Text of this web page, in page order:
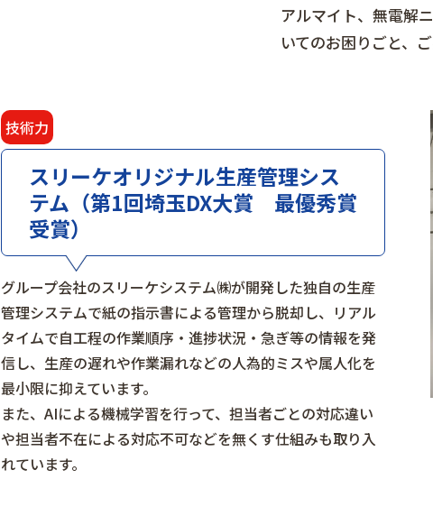
アルマイト、無電解
いてのお困りごと、
技術力
スリーケオリジナル生産管理シス
テム（第1回埼玉DX大賞 最優秀賞
受賞）
グループ会社のスリーケシステム㈱が開発した独自の生産
管理システムで紙の指示書による管理から脱却し、リアル
タイムで自工程の作業順序・進捗状況・急ぎ等の情報を発
信し、生産の遅れや作業漏れなどの人為的ミスや属人化を
最小限に抑えています。
また、AIによる機械学習を行って、担当者ごとの対応違い
や担当者不在による対応不可などを無くす仕組みも取り入
れています。